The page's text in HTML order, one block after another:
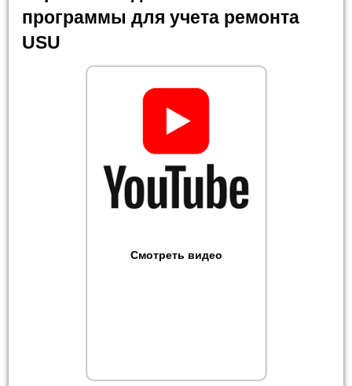
программы для учета ремонта
USU
Смотреть видео